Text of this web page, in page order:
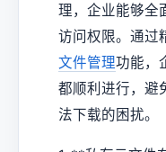
理，企业能够全
访问权限。通过
文件管理功能，
都顺利进行，避
法下载的困扰。